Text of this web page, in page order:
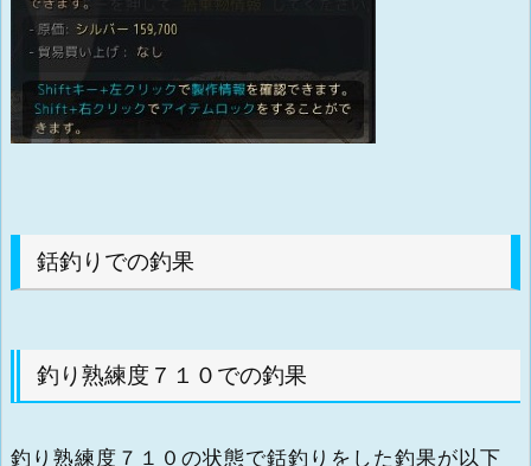
銛釣りでの釣果
釣り熟練度７１０での釣果
釣り熟練度７１０の状態で銛釣りをした釣果が以下